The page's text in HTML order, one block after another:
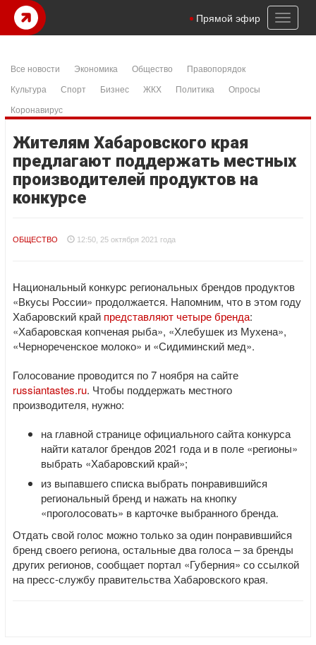
Toggle
Прямой эфир
Все новости Экономика Общество
Правопорядок
Культура
Спорт Бизнес ЖКХ Политика
Опросы
Коронавирус
Жителям Хабаровского края
предлагают поддержать местных
производителей продуктов на
конкурсе
ОБЩЕСТВО 12:50, 25 октября 2021 года
Национальный конкурс региональных брендов продуктов
«Вкусы России» продолжается. Напомним, что в этом году
Хабаровский край представляют четыре бренда:
«Хабаровская копченая рыба», «Хлебушек из Мухена»,
«Чернореченское молоко» и «Сидиминский мед».
Голосование проводится по 7 ноября на сайте
russiantastes.ru. Чтобы поддержать местного
производителя, нужно:
на главной странице официального сайта конкурса
найти каталог брендов 2021 года и в поле «регионы»
выбрать «Хабаровский край»;
из выпавшего списка выбрать понравившийся
региональный бренд и нажать на кнопку
«проголосовать» в карточке выбранного бренда.
Отдать свой голос можно только за один понравившийся
бренд своего региона, остальные два голоса – за бренды
других регионов, сообщает портал «Губерния» со ссылкой
на пресс-службу правительства Хабаровского края.